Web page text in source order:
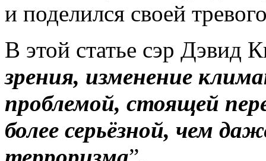
и поделился своей
В этой статье сэр Дэвид
зрения, изменение
проблемой, стоящей
более серьёзной, чем